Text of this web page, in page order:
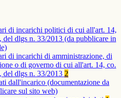
di incarichi politici di cui all'art. 14,
del dlgs n. 33/2013 (da pubblicare in
di incarichi di amministrazione, di
o di governo di cui all'art. 14, co.
del dlgs n. 33/2013 2
dall'incarico (documentazione da
sul sito web)